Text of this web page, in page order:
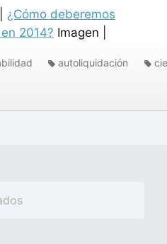
¿Cómo deberemos
2014? Imagen |
autoliquidación